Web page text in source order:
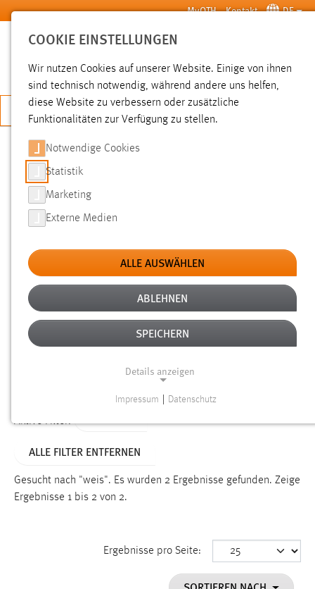
Zum Hauptinhalt springen MyOTH Kontakt DE
SUCHE
JETZT BEWERBEN
SUCHE
FILTER
Typ
Erstellungsdatum
Alter
Aktive Filter:
ALLE FILTER ENTFERNEN
Gesucht nach "weis". Es wurden 2 Ergebnisse gefunden. Zeige
Ergebnisse 1 bis 2 von 2.
Ergebnisse pro Seite:
COOKIE EINSTELLUNGEN
Wir nutzen Cookies auf unserer Website. Einige von ihnen
sind technisch notwendig, während andere uns helfen,
diese Website zu verbessern oder zusätzliche
Funktionalitäten zur Verfügung zu stellen.
Notwendige Cookies
Statistik
Marketing
Externe Medien
ALLE AUSWÄHLEN
ABLEHNEN
SPEICHERN
Details anzeigen
Funktionen und sind für die einwandfreie Funktion der
Einverständnis
cookie_consent
Dieser Cookie speichert die ausgewählten Einverständnis-
Impressum Datenschutz